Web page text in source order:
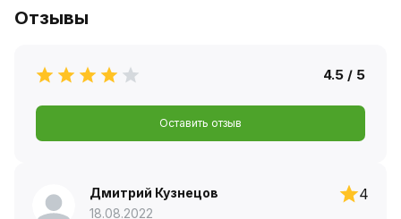
Отзывы
4.5 / 5
Оставить отзыв
Дмитрий Кузнецов
18.08.2022
4